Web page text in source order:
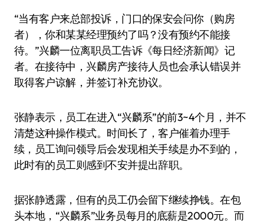
“当有客户来总部投诉，门口的保安会问你（购房
者），你和某某经理预约了吗？没有预约不能接
待。”兴麟一位离职员工告诉《每日经济新闻》记
者。在接待中，兴麟房产接待人员也会承认错误并
取得客户谅解，并签订补充协议。
张静表示，员工在进入“兴麟系”的前3~4个月，并不
清楚这种操作模式。时间长了，客户催着办理手
续，员工询问领导后会发现相关手续是办不到的，
此时有的员工则感到不安并提出辞职。
据张静透露，但有的员工仍会留下继续挣钱。在包
头本地，“兴麟系”业务员每月的底薪是2000元。而